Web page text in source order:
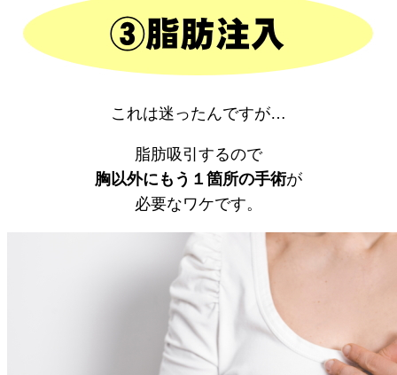
これは迷ったんですが…
脂肪吸引するので
胸以外にもう１箇所の手術が
必要なワケです。